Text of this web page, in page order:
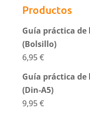
Productos
Guía práctica de
(Bolsillo)
6,95€
Guía práctica de
(Din-A5)
9,95€